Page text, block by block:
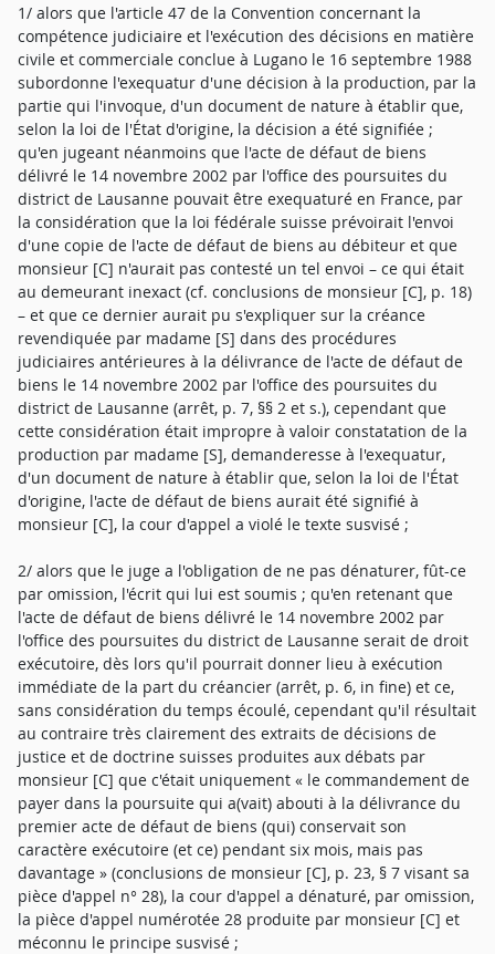
1/ alors que l'article 47 de la Convention concernant la
compétence judiciaire et l'exécution des décisions en matière
civile et commerciale conclue à Lugano le 16 septembre 1988
subordonne l'exequatur d'une décision à la production, par la
partie qui l'invoque, d'un document de nature à établir que,
selon la loi de l'État d'origine, la décision a été signifiée ;
qu'en jugeant néanmoins que l'acte de défaut de biens
délivré le 14 novembre 2002 par l'office des poursuites du
district de Lausanne pouvait être exequaturé en France, par
la considération que la loi fédérale suisse prévoirait l'envoi
d'une copie de l'acte de défaut de biens au débiteur et que
monsieur [C] n'aurait pas contesté un tel envoi – ce qui était
au demeurant inexact (cf. conclusions de monsieur [C], p. 18)
– et que ce dernier aurait pu s'expliquer sur la créance
revendiquée par madame [S] dans des procédures
judiciaires antérieures à la délivrance de l'acte de défaut de
biens le 14 novembre 2002 par l'office des poursuites du
district de Lausanne (arrêt, p. 7, §§ 2 et s.), cependant que
cette considération était impropre à valoir constatation de la
production par madame [S], demanderesse à l'exequatur,
d'un document de nature à établir que, selon la loi de l'État
d'origine, l'acte de défaut de biens aurait été signifié à
monsieur [C], la cour d'appel a violé le texte susvisé ;
2/ alors que le juge a l'obligation de ne pas dénaturer, fût-ce
par omission, l'écrit qui lui est soumis ; qu'en retenant que
l'acte de défaut de biens délivré le 14 novembre 2002 par
l'office des poursuites du district de Lausanne serait de droit
exécutoire, dès lors qu'il pourrait donner lieu à exécution
immédiate de la part du créancier (arrêt, p. 6, in fine) et ce,
sans considération du temps écoulé, cependant qu'il résultait
au contraire très clairement des extraits de décisions de
justice et de doctrine suisses produites aux débats par
monsieur [C] que c'était uniquement « le commandement de
payer dans la poursuite qui a(vait) abouti à la délivrance du
premier acte de défaut de biens (qui) conservait son
caractère exécutoire (et ce) pendant six mois, mais pas
davantage » (conclusions de monsieur [C], p. 23, § 7 visant sa
pièce d'appel n° 28), la cour d'appel a dénaturé, par omission,
la pièce d'appel numérotée 28 produite par monsieur [C] et
méconnu le principe susvisé ;